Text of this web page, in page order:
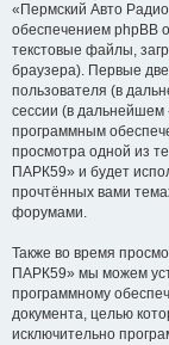
«Пермский Авто
обеспечением phpBB
текстовые файлы,
браузера). Первые
пользователя (в
сессии (в дальнейшем
программным
просмотра одной из
ПАРК59» и будет
прочтённых вами
форумами.
Также во время
ПАРК59» мы можем
программному
документа, целью
исключительно